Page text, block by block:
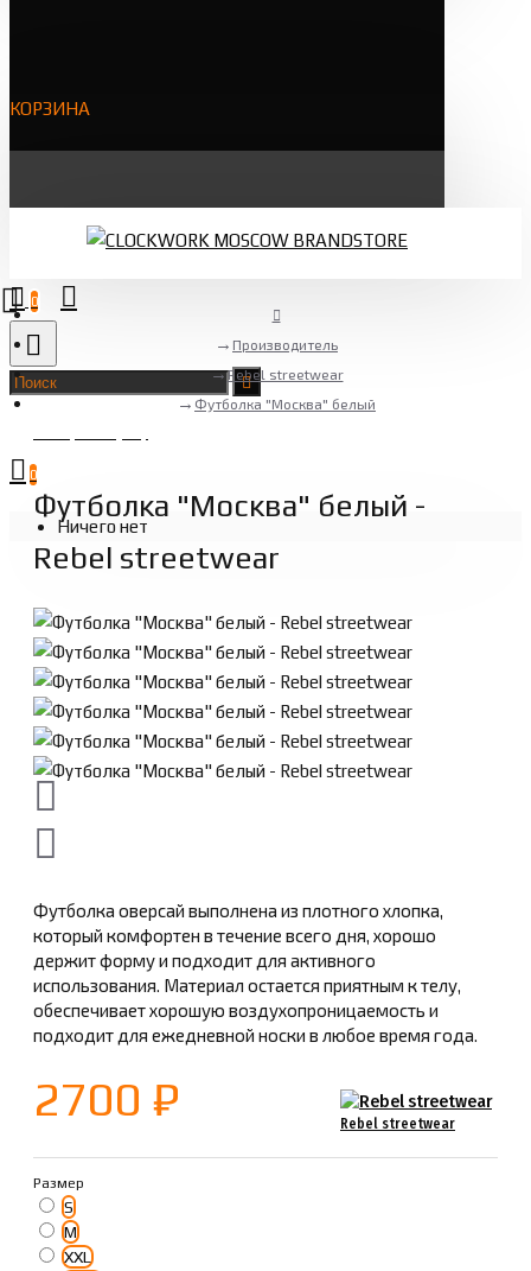
КОРЗИНА
0
0
Ничего нет
Производитель
Rebel streetwear
Футболка "Москва" белый
Футболка "Москва" белый -
Rebel streetwear
Футболка оверсай выполнена из плотного хлопка,
который комфортен в течение всего дня, хорошо
держит форму и подходит для активного
использования. Материал остается приятным к телу,
обеспечивает хорошую воздухопроницаемость и
подходит для ежедневной носки в любое время года.
2700 ₽ Rebel streetwear
Размер
S
M
XXL